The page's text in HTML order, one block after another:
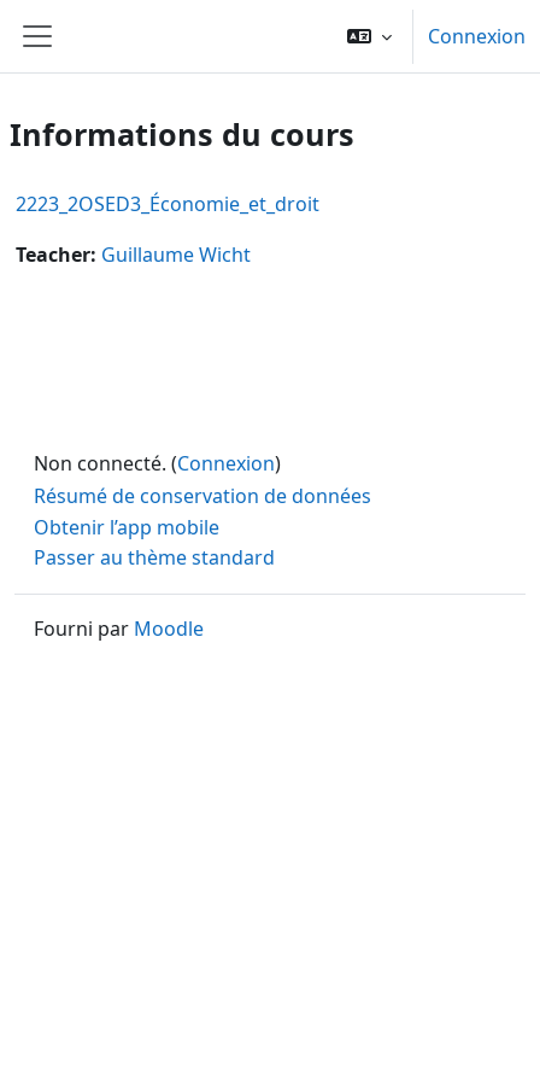
Panneau latéral
Connexion
Informations du cours
2223_2OSED3_Économie_et_droit
Teacher: Guillaume Wicht
Non connecté. (Connexion)
Résumé de conservation de données
Obtenir l’app mobile
Passer au thème standard
Fourni par Moodle